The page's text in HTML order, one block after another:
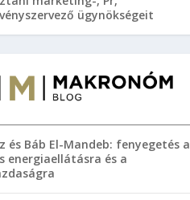
ügynökségeit
és Báb El-Mandeb: fenyegetés a
energiaellátásra és a